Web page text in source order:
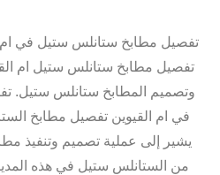
تفصيل مطابخ ستانلس ستيل في ام
تفصيل مطابخ ستانلس ستيل ام
وتصميم المطابخ ستانلس ستيل.
في ام القيوين تفصيل مطابخ
يشير إلى عملية تصميم وتنفيذ
من الستانلس ستيل في هذه